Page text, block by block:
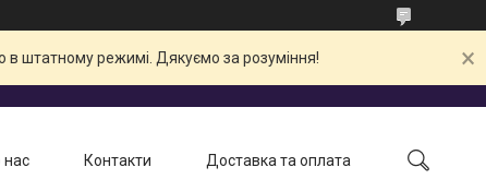
в штатному режимі. Дякуємо за розуміння!
нас Контакти Доставка та оплата